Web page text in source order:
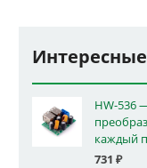
HW-536
каждый
731 ₽